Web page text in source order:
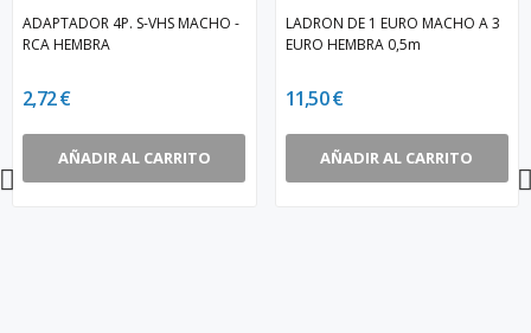
ADAPTADOR 4P. S-VHS MACHO -
RCA HEMBRA
2,72 €
AÑADIR AL CARRITO
LADRON DE 1 EURO MACHO A 3
EURO HEMBRA 0,5m
11,50 €
AÑADIR AL CARRITO